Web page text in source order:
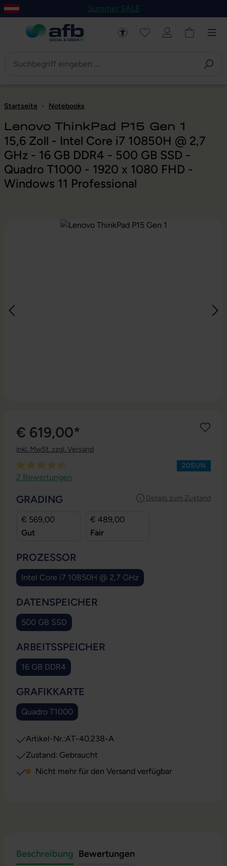
Hauptinhalt springen
Zur Navigation der B2B-Plattform springen
Summer SALE
Startseite - Notebooks
Lenovo ThinkPad P15 Gen 1
15,6 Zoll - Intel Core i7 10850H @ 2,7
GHz - 16 GB DDR4 - 500 GB SSD -
Quadro T1000 - 1920 x 1080 FHD -
Windows 11 Professional
Bildergalerie überspringen
€ 619,00*
inkl. MwSt. zzgl. Versand
Durchschnittliche Bewertung von 4.5 von 5 Sternen
2 Bewertungen
20SUN
Details zum Zustand
GRADING
€ 569,00
Gut
€ 489,00
Fair
PROZESSOR
Intel Core i7 10850H @ 2,7 GHz
(Diese Option ist zurzeit nicht verfügbar.)
DATENSPEICHER
500 GB SSD
(Diese Option ist zurzeit nicht verfügbar.)
ARBEITSSPEICHER
16 GB DDR4
(Diese Option ist zurzeit nicht verfügbar.)
GRAFIKKARTE
Quadro T1000
(Diese Option ist zurzeit nicht verfügbar.)
Artikel-Nr.:AT-40.238-A
Zustand: Gebraucht
Nicht mehr für den Versand verfügbar
Beschreibung Bewertungen